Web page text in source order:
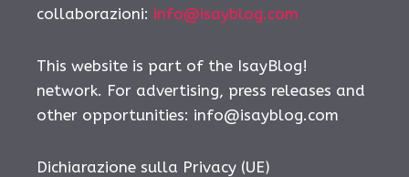
collaborazioni: info@isayblog.com
This website is part of the IsayBlog!
network. For advertising, press releases and
other opportunities: info@isayblog.com
Dichiarazione sulla Privacy (UE)